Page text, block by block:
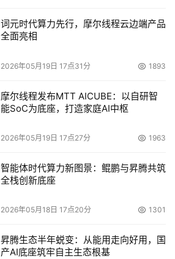
词元时代算力先行，摩尔线程云边端产品
全面亮相
2026年05月19日 17点31分 1893
摩尔线程发布MTT AICUBE：以自研智
能SoC为底座，打造家庭AI中枢
2026年05月19日 17点27分 1963
智能体时代算力新图景：鲲鹏与昇腾共筑
全栈创新底座
2026年05月18日 17点20分 1301
昇腾生态半年蜕变：从能用走向好用，国
产AI底座筑牢自主生态根基